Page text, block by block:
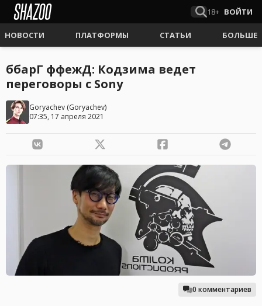
18+ ВОЙТИ
НОВОСТИ ПЛАТФОРМЫ СТАТЬИ БОЛЬШЕ
ббарГ ффежД: Кодзима ведет
переговоры с Sony
Goryachev (Goryachev)
07:35, 17 апреля 2021
0 комментариев